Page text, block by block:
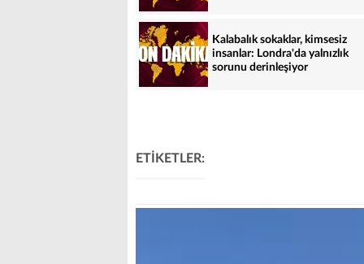
Kalabalık sokaklar, kimsesiz
insanlar: Londra'da yalnızlık
sorunu derinleşiyor
ETİKETLER: